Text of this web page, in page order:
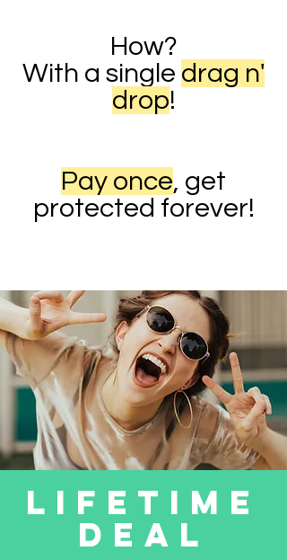
How?
With a single drag n'
drop!
Pay once, get
protected forever!
LIFETIME
DEAL